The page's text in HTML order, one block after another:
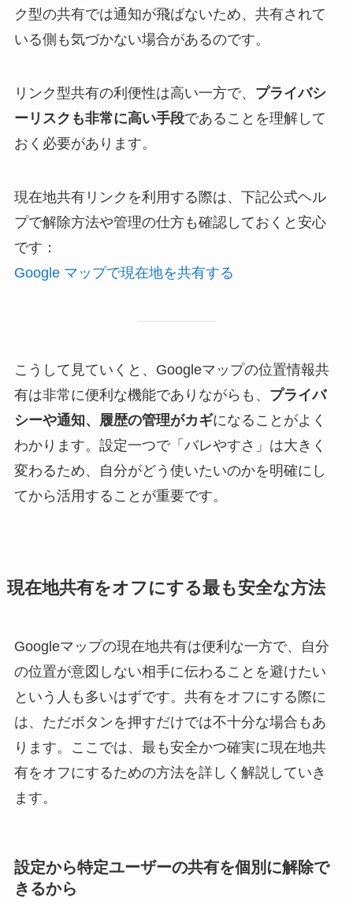
ク型の共有では通知が飛ばないため、共有されて
いる側も気づかない場合があるのです。
リンク型共有の利便性は高い一方で、 プライバシ
ーリスクも非常に高い手段であることを理解して
おく必要があります。
現在地共有リンクを利用する際は、下記公式ヘル
プで解除方法や管理の仕方も確認しておくと安心
です：
Google マップで現在地を共有する
こうして見ていくと、Googleマップの位置情報共
有は非常に便利な機能でありながらも、 プライバ
シーや通知、履歴の管理がカギになることがよく
わかります。設定一つで「バレやすさ」は大きく
変わるため、自分がどう使いたいのかを明確にし
てから活用することが重要です。
現在地共有をオフにする最も安全な方法
Googleマップの現在地共有は便利な一方で、自分
の位置が意図しない相手に伝わることを避けたい
という人も多いはずです。共有をオフにする際に
は、ただボタンを押すだけでは不十分な場合もあ
ります。ここでは、最も安全かつ確実に現在地共
有をオフにするための方法を詳しく解説していき
ます。
設定から特定ユーザーの共有を個別に解除で
きるから